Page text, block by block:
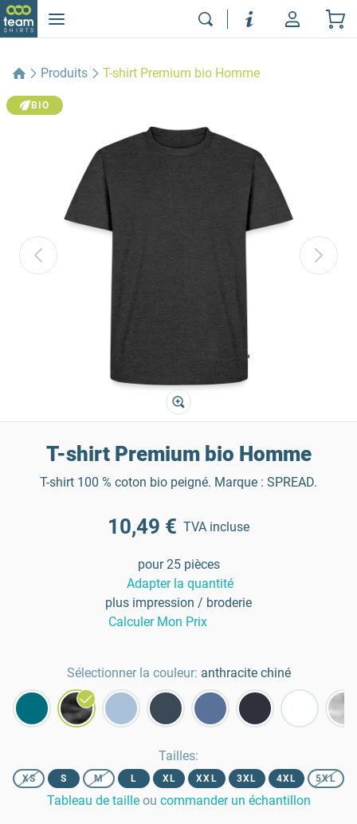
Produits T-shirt Premium bio Homme
BIO
T-shirt Premium bio Homme
T-shirt 100 % coton bio peigné. Marque : SPREAD.
10,49 € TVA incluse
pour 25 pièces
Adapter la quantité
plus impression / broderie
Calculer Mon Prix
Sélectionner la couleur: anthracite chiné
Tailles:
XS S M L XL XXL 3XL 4XL 5XL
Tableau de taille ou commander un échantillon